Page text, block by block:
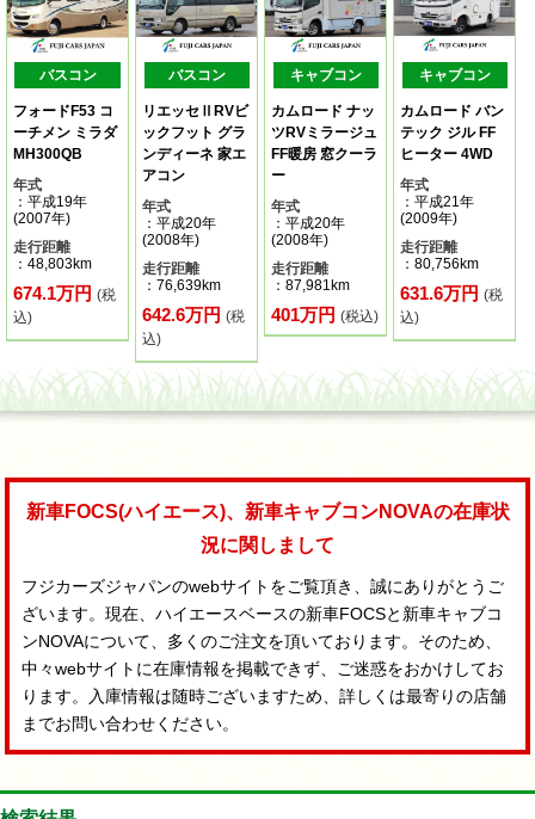
バスコン
フォードF53 コ
ーチメン ミラダ
MH300QB
年式
：平成19年
(2007年)
走行距離
：48,803km
674.1万円 (税
込)
バスコン
リエッセⅡRVビ
ックフット グラ
ンディーネ 家エ
アコン
年式
：平成20年
(2008年)
走行距離
：76,639km
642.6万円(税
込)
キャブコン
カムロード ナッ
ツRVミラージュ
FF暖房 窓クーラ
ー
年式
：平成20年
(2008年)
走行距離
：87,981km
401万円(税込)
キャブコン
カムロード バン
テック ジル FF
ヒーター 4WD
年式
：平成21年
(2009年)
走行距離
：80,756km
631.6万円(税
込)
新車FOCS(ハイエース)、新車キャブコンNOVAの在庫状
況に関しまして
フジカーズジャパンのwebサイトをご覧頂き、誠にありがとうご
ざいます。現在、ハイエースベースの新車FOCSと新車キャブコ
ンNOVAについて、多くのご注文を頂いております。そのため、
中々webサイトに在庫情報を掲載できず、ご迷惑をおかけしてお
ります。入庫情報は随時ございますため、詳しくは最寄りの店舗
までお問い合わせください。